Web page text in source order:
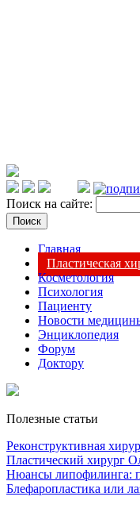
Поиск на сайте:
Главная
Пластическая
Косметология
Психология
Пациенту
Новости
Энциклопедия
Форум
Доктору
Полезные статьи
Реконструктивная
Пластический хирург
Нюансы липофилинга:
Блефаропластика или